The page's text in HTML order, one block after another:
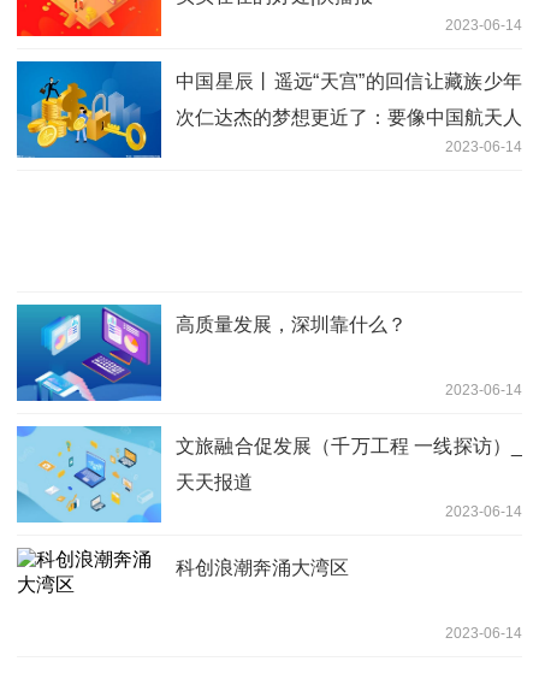
2023-06-14
中国星辰丨遥远“天宫”的回信让藏族少年
次仁达杰的梦想更近了：要像中国航天人
一样，勇敢追梦，无惧困难！_当前热点
2023-06-14
高质量发展，深圳靠什么？
2023-06-14
文旅融合促发展（千万工程 一线探访）_
天天报道
2023-06-14
科创浪潮奔涌大湾区
2023-06-14